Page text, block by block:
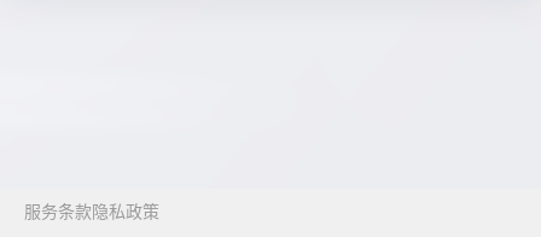
服务条款 隐私政策